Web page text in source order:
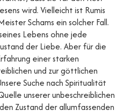
wird. Vielleicht ist Rumis
Schams ein solcher Fall.
Lebens ohne jede
der Liebe. Aber für die
einer starken
und zur göttlichen
Suche nach Spiritualität
unserer unbeschreiblichen
Zustand der allumfassenden